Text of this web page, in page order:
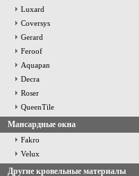
Luxard
Coversys
Gerard
Feroof
Aquapan
Decra
Roser
QueenTile
Мансардные окна
Fakro
Velux
Другие кровельные материалы